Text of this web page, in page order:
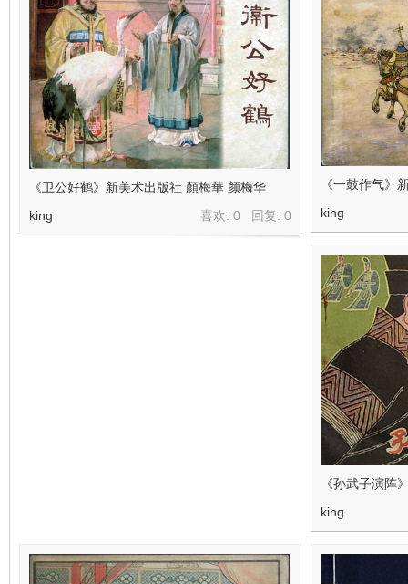
《卫公好鹤》新美术出版社 顏梅華 颜梅华
喜欢: 0 回复: 0
king
《一鼓作气》
king
《孙武子演阵
king